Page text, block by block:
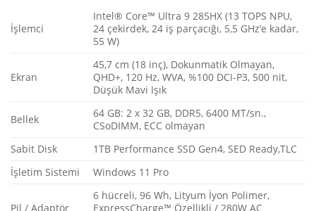
İşlemci
Intel® Core™ Ultra 9 285HX (13 TOPS NPU,
24 çekirdek, 24 iş parçacığı, 5,5 GHz’e kadar,
55 W)
Ekran
45,7 cm (18 inç), Dokunmatik Olmayan,
QHD+, 120 Hz, WVA, %100 DCI-P3, 500 nit,
Düşük Mavi Işık
Bellek
64 GB: 2 x 32 GB, DDR5, 6400 MT/sn.,
CSoDIMM, ECC olmayan
Sabit Disk
1TB Performance SSD Gen4, SED Ready,TLC
İşletim Sistemi
Windows 11 Pro
Pil / Adaptör
6 hücreli, 96 Wh, Lityum İyon Polimer,
ExpressCharge™ Özellikli / 280W AC